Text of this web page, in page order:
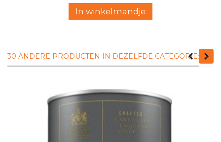
In winkelmandje
30 ANDERE PRODUCTEN IN DEZELFDE CATEGORIE: